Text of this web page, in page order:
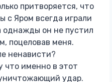
притворяется, что
с Яром всегда играли
однажды он не пустил
поцеловав меня.
ненависти?
что именно в этот
удар.